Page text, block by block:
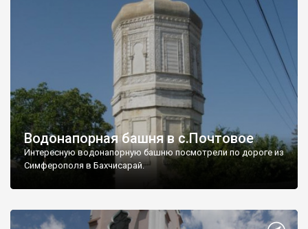
Водонапорная башня в с.Почтовое
Интересную водонапорную башню посмотрели по дороге из
Симферополя в Бахчисарай.